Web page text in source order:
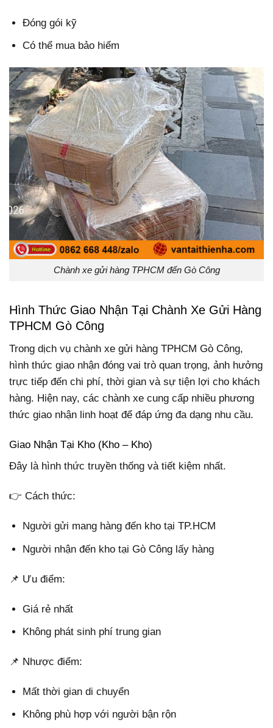
Đóng gói kỹ
Có thể mua bảo hiểm
Chành xe gửi hàng TPHCM đến Gò Công
Hình Thức Giao Nhận Tại Chành Xe Gửi Hàng
TPHCM Gò Công
Trong dịch vụ chành xe gửi hàng TPHCM Gò Công,
hình thức giao nhận đóng vai trò quan trọng, ảnh hưởng
trực tiếp đến chi phí, thời gian và sự tiện lợi cho khách
hàng. Hiện nay, các chành xe cung cấp nhiều phương
thức giao nhận linh hoạt để đáp ứng đa dạng nhu cầu.
Giao Nhận Tại Kho (Kho – Kho)
Đây là hình thức truyền thống và tiết kiệm nhất.
👉 Cách thức:
Người gửi mang hàng đến kho tại TP.HCM
Người nhận đến kho tại Gò Công lấy hàng
📌 Ưu điểm:
Giá rẻ nhất
Không phát sinh phí trung gian
📌 Nhược điểm:
Mất thời gian di chuyển
Không phù hợp với người bận rộn